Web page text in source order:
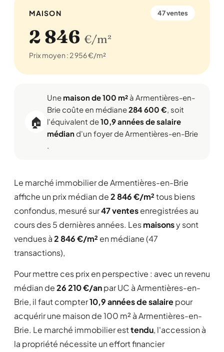
MAISON 47 ventes
2 846 €/m²
Prix moyen : 2 956 €/m²
🏠
Une maison de 100 m² à Armentières-en-
Brie coûte en médiane284 600 €, soit
l'équivalent de10,9 années de salaire
médiand'un foyer de Armentières-en-Brie
.
Le marché immobilier de Armentières-en-Brie
affiche un prix médian de2 846 €/m²tous biens
confondus, mesuré sur47 ventesenregistrées au
cours des 5 dernières années. Lesmaisonsy sont
vendues à2 846 €/m² en médiane (47
transactions),
Pour mettre ces prix en perspective : avec un revenu
médian de26 210 €/anpar UC à Armentières-en-
Brie, il faut compter10,9 années de salairepour
acquérir une maison de 100 m² à Armentières-en-
Brie. Le marché immobilier esttendu, l'accession à
la propriété nécessite un effort financier